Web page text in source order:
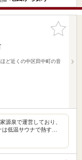
お気に入
りに追加
ど近くの中区田中町の音
源泉で運営しており、
低温サウナで熱す…